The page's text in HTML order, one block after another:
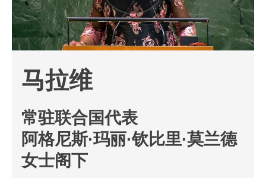
马拉维
常驻联合国代表
阿格尼斯·玛丽·钦比里·莫兰德
女士阁下